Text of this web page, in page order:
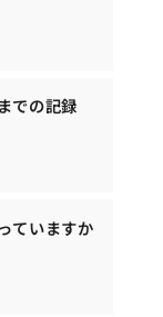
での記録
ていますか